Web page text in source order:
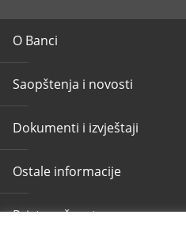
O Banci
Saopštenja i novosti
Dokumenti i izvještaji
Ostale informacije
Pristupačnost